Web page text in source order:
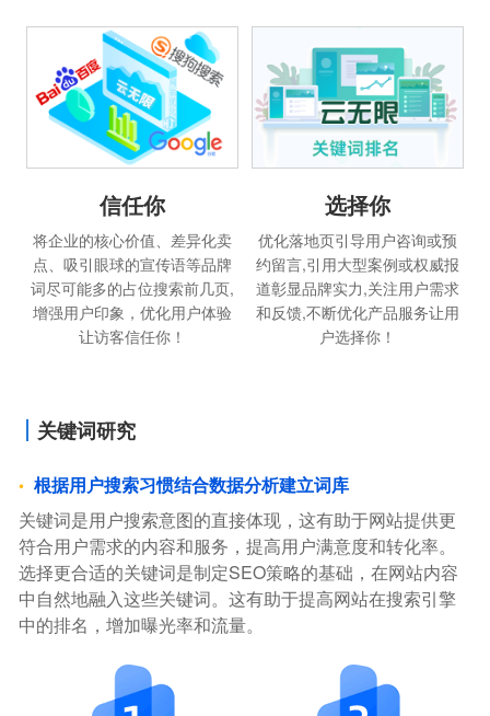
信任你
将企业的核心价值、差异化卖
点、吸引眼球的宣传语等品牌
词尽可能多的占位搜索前几页,
增强用户印象，优化用户体验
让访客信任你！
选择你
优化落地页引导用户咨询或预
约留言,引用大型案例或权威报
道彰显品牌实力,关注用户需求
和反馈,不断优化产品服务让用
户选择你！
关键词研究
根据用户搜索习惯结合数据分析建立词库
关键词是用户搜索意图的直接体现，这有助于网站提供更
符合用户需求的内容和服务，提高用户满意度和转化率。
选择更合适的关键词是制定SEO策略的基础，在网站内容
中自然地融入这些关键词。这有助于提高网站在搜索引擎
中的排名，增加曝光率和流量。